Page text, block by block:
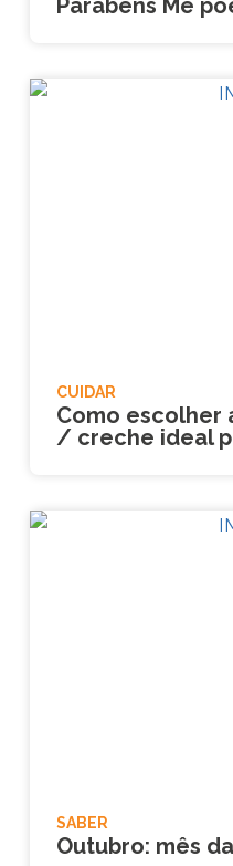
Parabéns Me
CUIDAR
Como
/ creche ideal
SABER
Outubro: mês